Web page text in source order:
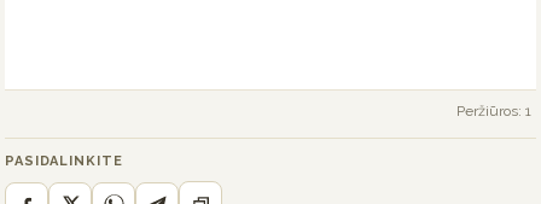
Peržiūros: 1
PASIDALINKITE